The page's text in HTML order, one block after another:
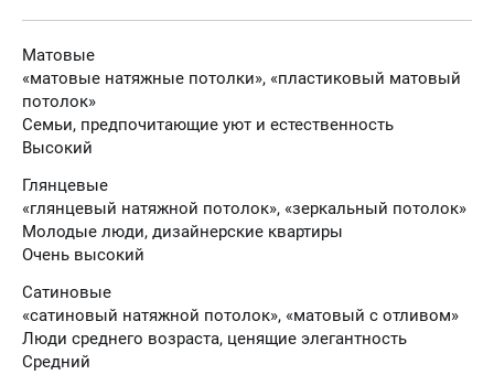
Матовые
«матовые натяжные потолки», «пластиковый матовый
потолок»
Семьи, предпочитающие уют и естественность
Высокий
Глянцевые
«глянцевый натяжной потолок», «зеркальный потолок»
Молодые люди, дизайнерские квартиры
Очень высокий
Сатиновые
«сатиновый натяжной потолок», «матовый с отливом»
Люди среднего возраста, ценящие элегантность
Средний